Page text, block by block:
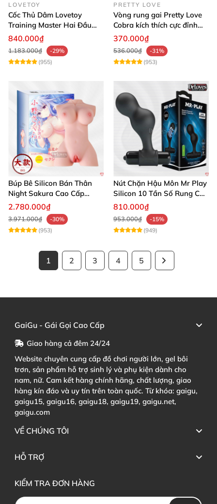
LOVETOY
Cốc Thủ Dâm Lovetoy
Training Master Hai Đầu
Siêu Thật, Tăng Khoái Cảm
840.000₫
1.183.000₫
-29%
(955)
PRETTY LOVE
Vòng rung gai Pretty Love
Cobra kích thích cực đỉnh
trải nghiệm
370.000₫
536.000₫
-31%
(953)
Búp Bê Silicon Bán Thân
Night Sakura Cao Cấp
Rung Đa Chức Năng
2.780.000₫
3.971.000₫
-30%
(953)
Nút Chặn Hậu Môn Mr Play
Silicon 10 Tần Số Rung Cao
Cấp
810.000₫
953.000₫
-15%
(949)
1 2 3 4 5
GaiGu - Gái Gọi Cao Cấp
Giao hàng cả đêm 24/24
Website chuyên cung cấp đồ chơi người lớn, gel bôi
trơn, sản phẩm hỗ trợ sinh lý và phụ kiện dành cho
nam, nữ. Cam kết hàng chính hãng, chất lượng, giao
hàng kín đáo và uy tín trên toàn quốc. Từ khóa: gaigu,
gaigu15, gaigu16, gaigu18, gaigu19, gaigu.net,
gaigu.com
VỀ CHÚNG TÔI
HỖ TRỢ
KIỂM TRA ĐƠN HÀNG